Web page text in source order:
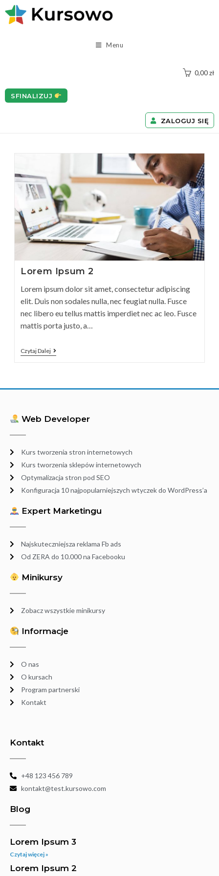
Menu
0,00zł
SFINALIZUJ
ZALOGUJ SIĘ
Lorem Ipsum 2
Lorem ipsum dolor sit amet, consectetur adipiscing
elit. Duis non sodales nulla, nec feugiat nulla. Fusce
nec libero eu tellus mattis imperdiet nec ac leo. Fusce
mattis porta justo, a…
Czytaj Dalej
Web Developer
Kurs tworzenia stron internetowych
Kurs tworzenia sklepów internetowych
Optymalizacja stron pod SEO
Konfiguracja 10 najpopularniejszych wtyczek do WordPress’a
Expert Marketingu
Najskuteczniejsza reklama Fb ads
Od ZERA do 10.000 na Facebooku
Minikursy
Zobacz wszystkie minikursy
Informacje
O nas
O kursach
Program partnerski
Kontakt
Kontakt
+48 123 456 789
kontakt@test.kursowo.com
Blog
Lorem Ipsum 3
Czytaj więcej »
Lorem Ipsum 2